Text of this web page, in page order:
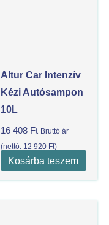
Altur Car Intenzív
Kézi Autósampon
10L
16 408 Ft Bruttó ár
(nettó: 12 920 Ft)
Kosárba teszem